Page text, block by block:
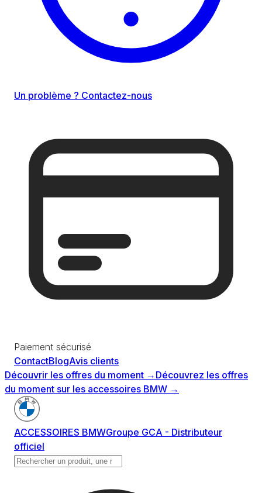
Un problème ? Contactez-nous
Paiement sécurisé
ContactBlogAvis clients
Découvrir les offres du moment → Découvrez les offres
du moment sur les accessoires BMW →
ACCESSOIRES BMWGroupe GCA - Distributeur
officiel